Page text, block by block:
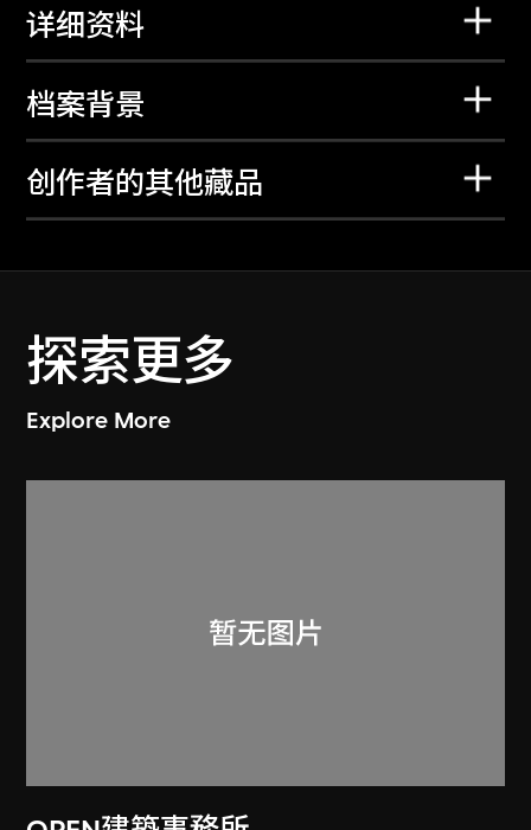
详细资料
档案背景
创作者的其他藏品
探索更多
Explore More